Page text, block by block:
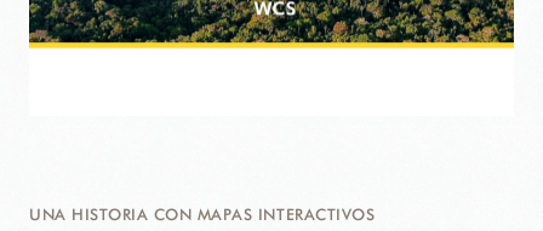
UNA HISTORIA CON MAPAS INTERACTIVOS